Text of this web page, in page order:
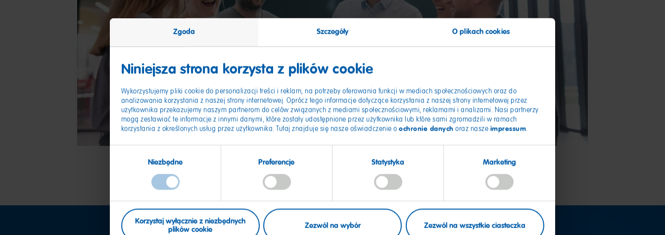
Zgoda Szczegóły O plikach cookies
Niniejsza strona korzysta z plików cookie
Wykorzystujemy pliki cookie do personalizacji treści i reklam, na potrzeby oferowania funkcji w mediach społecznościowych oraz do
analizowania korzystania z naszej strony internetowej. Oprócz tego informacje dotyczące korzystania z naszej strony internetowej przez
użytkownika przekazujemy naszym partnerom do celów związanych z mediami społecznościowymi, reklamami i analizami. Nasi partnerzy
mogą zestawiać te informacje z innymi danymi, które zostały udostępnione przez użytkownika lub które sami zgromadzili w ramach
korzystania z określonych usług przez użytkownika. Tutaj znajduje się nasze oświadczenie o ochronie danych oraz nasze impressum.
Niezbędne Preferencje Statystyka Marketing
Korzystaj wyłącznie z niezbędnych
plików cookie
Zezwól na wybór Zezwól na wszystkie ciasteczka